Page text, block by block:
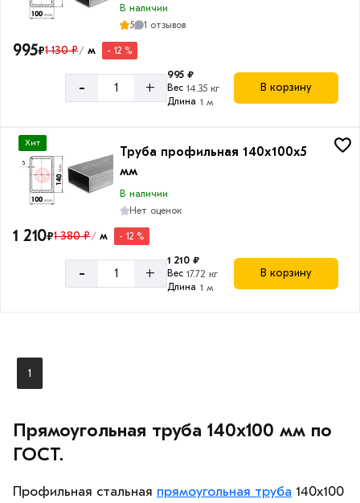
Сечение
Прямоугольное
трубы
12
м
В наличии
5
1 отзывов
995₽1 130 ₽/ м - 12 %
- +
995 ₽
Вес 14.35 кг
Длина 1 м
В корзину
Хит
Труба профильная 140х100х5
мм
В наличии
Нет оценок
1 210₽1 380 ₽/ м - 12 %
- +
1 210 ₽
Вес 17.72 кг
Длина 1 м
В корзину
1
Прямоугольная труба 140х100 мм по
ГОСТ.
Профильная стальная прямоугольная труба 140х100